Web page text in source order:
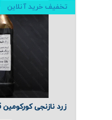
تخفیف خرید آنلاین
زرد نازنجی کورکومین 5% مایع - محلول در آب